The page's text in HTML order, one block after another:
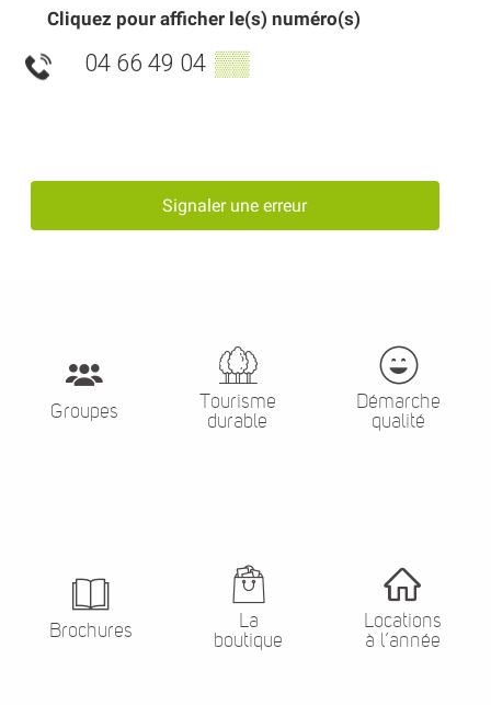
Cliquez pour afficher le(s) numéro(s)
04 66 49 04 ▒▒
Signaler une erreur
Groupes
Tourisme
durable
Démarche
qualité
Brochures
La
boutique
Locations
à l’année